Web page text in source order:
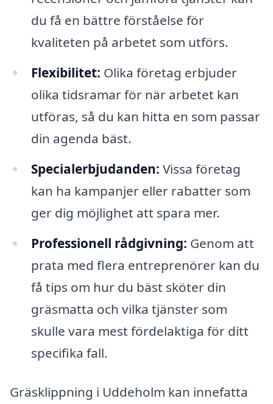
du få en bättre förståelse för
kvaliteten på arbetet som utförs.
Flexibilitet: Olika företag erbjuder
olika tidsramar för när arbetet kan
utföras, så du kan hitta en som passar
din agenda bäst.
Specialerbjudanden: Vissa företag
kan ha kampanjer eller rabatter som
ger dig möjlighet att spara mer.
Professionell rådgivning: Genom att
prata med flera entreprenörer kan du
få tips om hur du bäst sköter din
gräsmatta och vilka tjänster som
skulle vara mest fördelaktiga för ditt
specifika fall.
Gräsklippning i Uddeholm kan innefatta